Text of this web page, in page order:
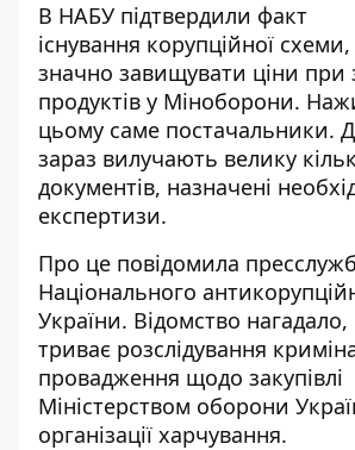
В НАБУ підтвердили факт
існування корупційної
значно завищувати ціни при
продуктів у Міноборони.
цьому саме постачальники.
зараз вилучають велику
документів, назначені
експертизи.
Про це повідомила
Національного
України. Відомство
триває розслідування
провадження щодо закупівлі
Міністерством оборони
організації харчування.